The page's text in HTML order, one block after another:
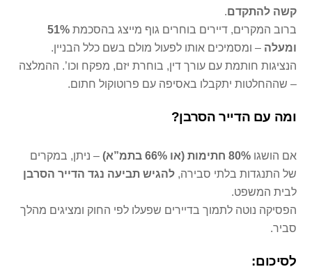
קשה להתקדם.
ברוב המקרים, דיירים בוחרים גוף מייצג בהסכמת51%
ומעלה – ומסמיכים אותו לפעול מולם בשם כלל הבניין.
הנציגות חותמת עם עורך דין, בוחרת יזם, מפקח וכו’. ההמלצה
– שההחלטות יתקבלו באסיפה עם פרוטוקול חתום.
ומה עם הדייר הסרבן?
אם הושגו80% חתימות (או 66% בתמ”א)
– ניתן, במקרים
של התנגדות בלתי סבירה,להגיש תביעה נגד הדייר הסרבן
לבית המשפט.
הפסיקה נוטה לתמוך בדיירים שפעלו לפי החוק ומציגים מהלך
סביר.
לסיכום: